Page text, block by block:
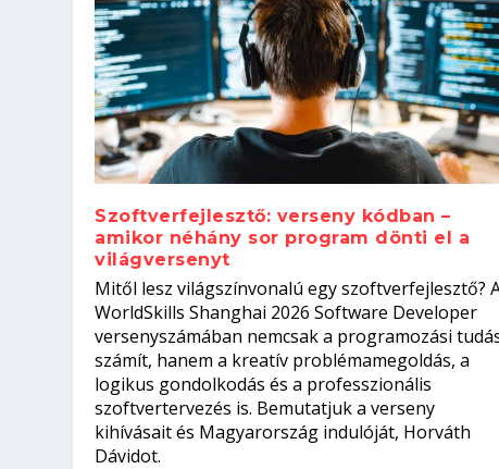
Kitalálod, mire használják ezeket
Írta: Tóth Mónika |2026. augusztus. 4.| Kvíz
Nem sikerült az egyetemi
Írta: Oláh Erika |2026. augusztus. 4.| Iskolák
Szoftverfejlesztő: verseny
el a világversenyt...
Írta: Szakmát Szerzek |2026. augusztus. 3.| Mi leszek?
Digitális detox – hogyan
Írta: Oláh Erika |2026. augusztus. 3.| Egészség
Szoftverfejlesztő: verseny kódban –
amikor néhány sor program dönti el a
világversenyt
Mitől lesz világszínvonalú egy szoftverfejlesztő?
WorldSkills Shanghai 2026 Software Developer
versenyszámában nemcsak a programozási
számít, hanem a kreatív problémamegoldás, a
logikus gondolkodás és a professzionális
szoftvertervezés is. Bemutatjuk a verseny
kihívásait és Magyarország indulóját, Horváth
Dávidot.